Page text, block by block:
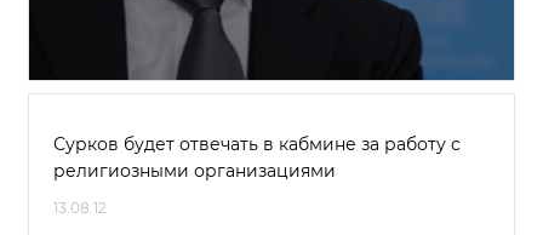
Сурков будет отвечать в кабмине за работу с
религиозными организациями
13.08.12